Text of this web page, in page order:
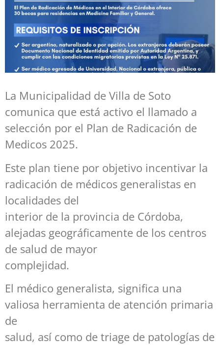
La Municipalidad de Villa de Soto
comunica que está activo el llamado a
selección por el Plan de Radicación de
Medicos 2025.
Este plan tiene por objetivo incentivar la
radicación de médicos generalistas en
localidades del
interior de la provincia de Córdoba,
alejadas geográficamente de los centros
de salud de mayor
complejidad.
El médico generalista, significa una
valiosa herramienta de atención primaria
de
salud, así como de triage de patologías de